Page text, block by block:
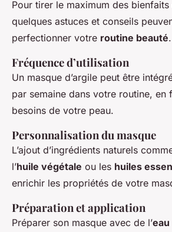
Pour tirer le maximum des bienfaits
quelques astuces et conseils
perfectionner votre routine beauté.
Fréquence d’utilisation
Un masque d’argile peut être
par semaine dans votre routine, en
besoins de votre peau.
Personnalisation du masque
L’ajout d’ingrédients naturels
l’huile végétale ou les huiles
enrichir les propriétés de votre
Préparation et application
Préparer son masque avec de l’eau